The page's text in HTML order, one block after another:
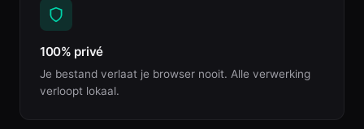
100% privé
Je bestand verlaat je browser nooit. Alle verwerking
verloopt lokaal.